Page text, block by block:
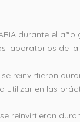
durante el
laboratorios de
reinvirtieron
en las
reinvirtieron